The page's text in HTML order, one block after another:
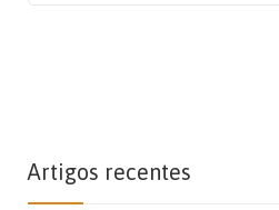
Artigos recentes